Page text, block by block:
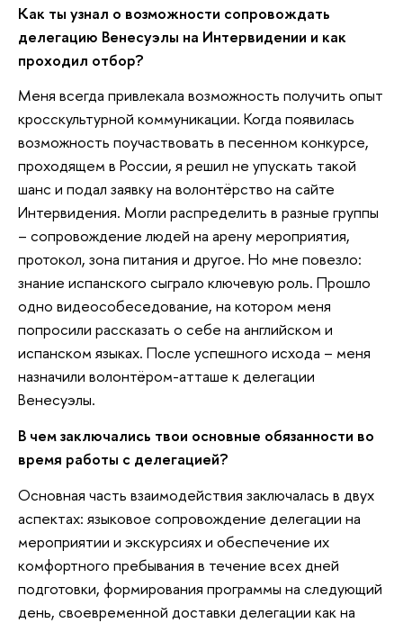
Как ты узнал о возможности сопровождать
делегацию Венесуэлы на Интервидении и как
проходил отбор?
Меня всегда привлекала возможность получить опыт
кросскультурной коммуникации. Когда появилась
возможность поучаствовать в песенном конкурсе,
проходящем в России, я решил не упускать такой
шанс и подал заявку на волонтёрство на сайте
Интервидения. Могли распределить в разные группы
– сопровождение людей на арену мероприятия,
протокол, зона питания и другое. Но мне повезло:
знание испанского сыграло ключевую роль. Прошло
одно видеособеседование, на котором меня
попросили рассказать о себе на английском и
испанском языках. После успешного исхода – меня
назначили волонтёром-атташе к делегации
Венесуэлы.
В чем заключались твои основные обязанности во
время работы с делегацией?
Основная часть взаимодействия заключалась в двух
аспектах: языковое сопровождение делегации на
мероприятии и экскурсиях и обеспечение их
комфортного пребывания в течение всех дней
подготовки, формирования программы на следующий
день, своевременной доставки делегации как на